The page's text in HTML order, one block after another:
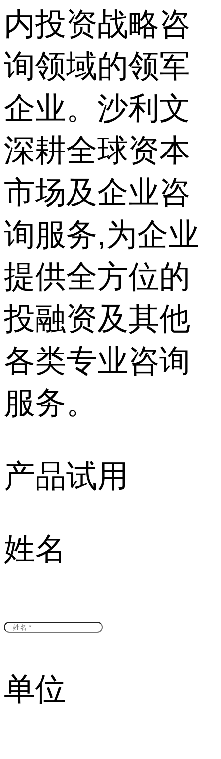
内投资战略咨
询领域的领军
企业。沙利文
深耕全球资本
市场及企业咨
询服务,为企业
提供全方位的
投融资及其他
各类专业咨询
服务。
产品试用
姓名
单位